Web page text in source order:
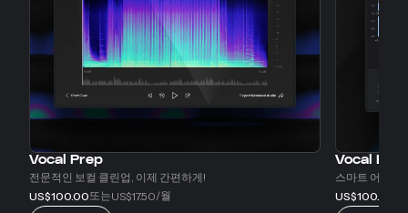
Vocal Prep
전문적인 보컬 클린업, 이제 간편하게!
US$100.00또는US$17.50/월
Vocal EQ
스마트 어시스
US$100.00